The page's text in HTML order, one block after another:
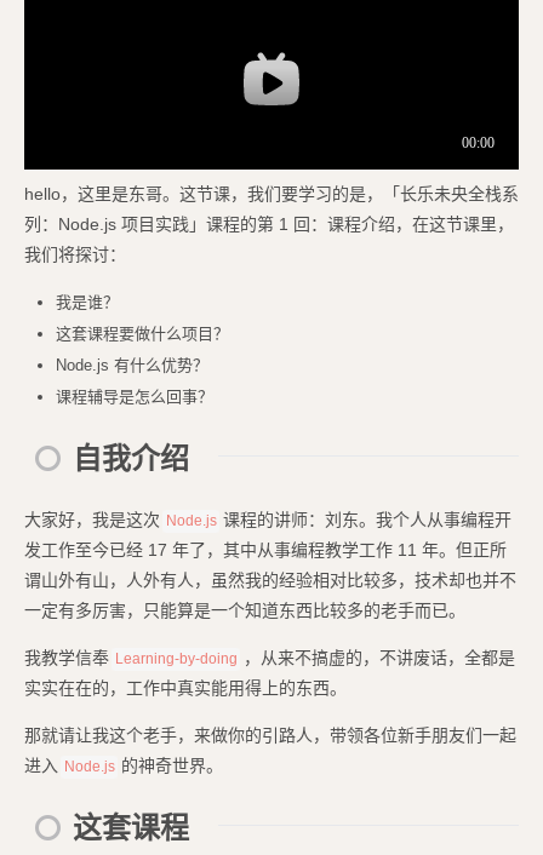
hello，这里是东哥。这节课，我们要学习的是，「长乐未央全栈系
列：Node.js 项目实践」课程的第 1 回：课程介绍，在这节课里，
我们将探讨：
我是谁？
这套课程要做什么项目？
Node.js 有什么优势？
课程辅导是怎么回事？
自我介绍
大家好，我是这次 Node.js 课程的讲师：刘东。我个人从事编程开
发工作至今已经 17 年了，其中从事编程教学工作 11 年。但正所
谓山外有山，人外有人，虽然我的经验相对比较多，技术却也并不
一定有多厉害，只能算是一个知道东西比较多的老手而已。
我教学信奉 Learning-by-doing ，从来不搞虚的，不讲废话，全都是
实实在在的，工作中真实能用得上的东西。
那就请让我这个老手，来做你的引路人，带领各位新手朋友们一起
进入 Node.js 的神奇世界。
这套课程